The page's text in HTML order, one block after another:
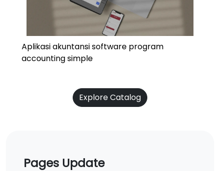
Aplikasi akuntansi software program
accounting simple
Explore Catalog
Pages Update